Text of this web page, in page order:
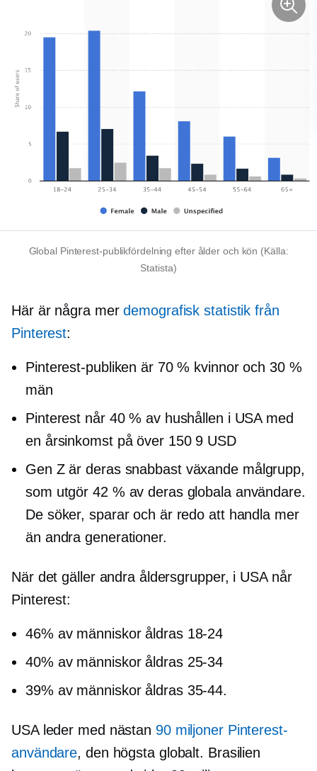
Global Pinterest-publikfördelning efter ålder och kön (Källa:
Statista)
Här är några merdemografisk statistik från
Pinterest:
Pinterest-publiken är 70 % kvinnor och 30 %
män
Pinterest når 40 % av hushållen i USA med
en årsinkomst på över 150 9 USD
Gen Z är deras snabbast växandemålgrupp,
som utgör 42 % av deras globala användare.
De söker, sparar och är redo att handla mer
än andra generationer.
När det gäller andra åldersgrupper, i USA når
Pinterest:
46% av människor åldras 18-24
40% av människor åldras 25-34
39% av människor åldras 35-44.
USA leder med nästan 90 miljoner Pinterest-
användare, den högsta globalt. Brasilien